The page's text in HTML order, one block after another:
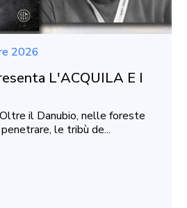
2026
L'ACQUILA E I
il Danubio, nelle foreste
le tribù de...